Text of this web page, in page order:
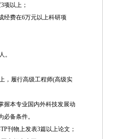
项以上；
经费在6万元以上科研项
。
，履行高级工程师(高级实
握本专业国内外科技发展动
备条件。
刊物上发表3篇以上论文；